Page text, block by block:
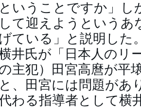
ということですか」し
して迎えようというあ
ている」と説明した
井氏が「日本人のリ
主犯）田宮高麿が平
と、田宮には問題があ
わる指導者として横